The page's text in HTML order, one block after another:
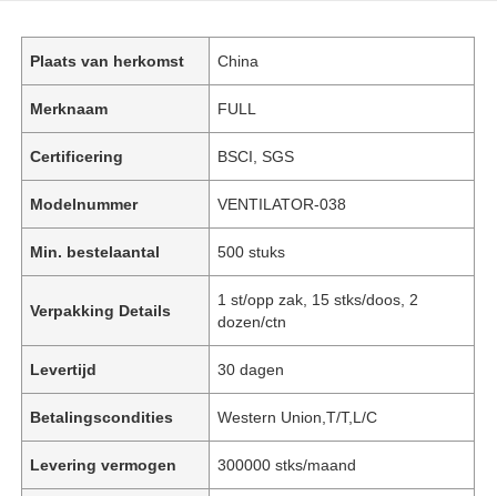
Plaats van herkomst China
Merknaam FULL
Certificering BSCI, SGS
Modelnummer VENTILATOR-038
Min. bestelaantal 500 stuks
Verpakking Details
1 st/opp zak, 15 stks/doos, 2
dozen/ctn
Levertijd 30 dagen
Betalingscondities Western Union,T/T,L/C
Levering vermogen 300000 stks/maand